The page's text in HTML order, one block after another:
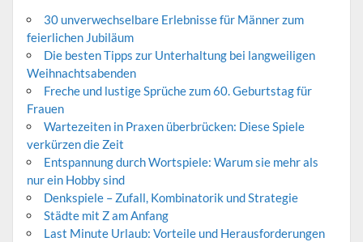
30 unverwechselbare Erlebnisse für Männer zum
feierlichen Jubiläum
Die besten Tipps zur Unterhaltung bei langweiligen
Weihnachtsabenden
Freche und lustige Sprüche zum 60. Geburtstag für
Frauen
Wartezeiten in Praxen überbrücken: Diese Spiele
verkürzen die Zeit
Entspannung durch Wortspiele: Warum sie mehr als
nur ein Hobby sind
Denkspiele – Zufall, Kombinatorik und Strategie
Städte mit Z am Anfang
Last Minute Urlaub: Vorteile und Herausforderungen